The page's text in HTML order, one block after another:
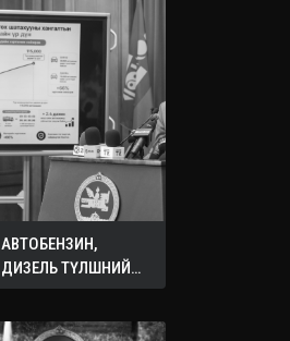
АВТОБЕНЗИН,
ДИЗЕЛЬ ТҮЛШНИЙ
ОНЦГОЙ АЛБАН